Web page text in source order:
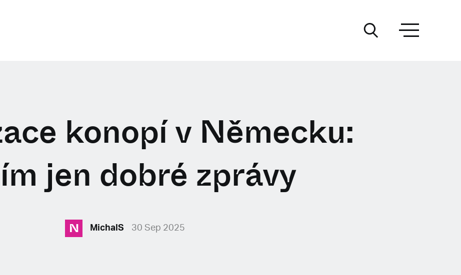
konopí v Německu:
jen dobré zprávy
N MichalS 30 Sep 2025